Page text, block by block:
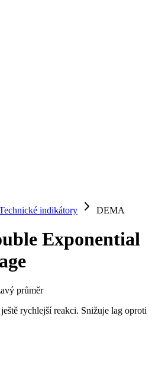
indikátory DEMA
Exponential
průměr
rychlejší reakci. Snižuje lag oproti